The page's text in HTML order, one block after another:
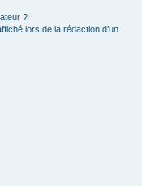
?
lors de la rédaction d’un